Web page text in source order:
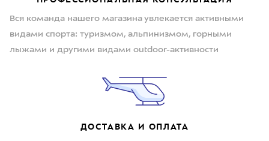
Вся команда нашего магазина увлекается активными
видами спорта: туризмом, альпинизмом, горными
лыжами и другими видами outdoor-активности
ДОСТАВКА И ОПЛАТА